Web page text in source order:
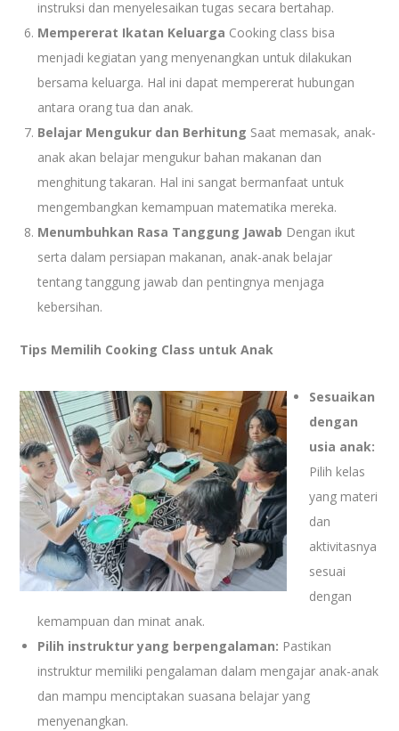
instruksi dan menyelesaikan tugas secara bertahap.
Mempererat Ikatan Keluarga Cooking class bisa
menjadi kegiatan yang menyenangkan untuk dilakukan
bersama keluarga. Hal ini dapat mempererat hubungan
antara orang tua dan anak.
Belajar Mengukur dan Berhitung Saat memasak, anak-
anak akan belajar mengukur bahan makanan dan
menghitung takaran. Hal ini sangat bermanfaat untuk
mengembangkan kemampuan matematika mereka.
Menumbuhkan Rasa Tanggung Jawab Dengan ikut
serta dalam persiapan makanan, anak-anak belajar
tentang tanggung jawab dan pentingnya menjaga
kebersihan.
Tips Memilih Cooking Class untuk Anak
Sesuaikan
dengan
usia anak:
Pilih kelas
yang materi
dan
aktivitasnya
sesuai
dengan
kemampuan dan minat anak.
Pilih instruktur yang berpengalaman: Pastikan
instruktur memiliki pengalaman dalam mengajar anak-anak
dan mampu menciptakan suasana belajar yang
menyenangkan.